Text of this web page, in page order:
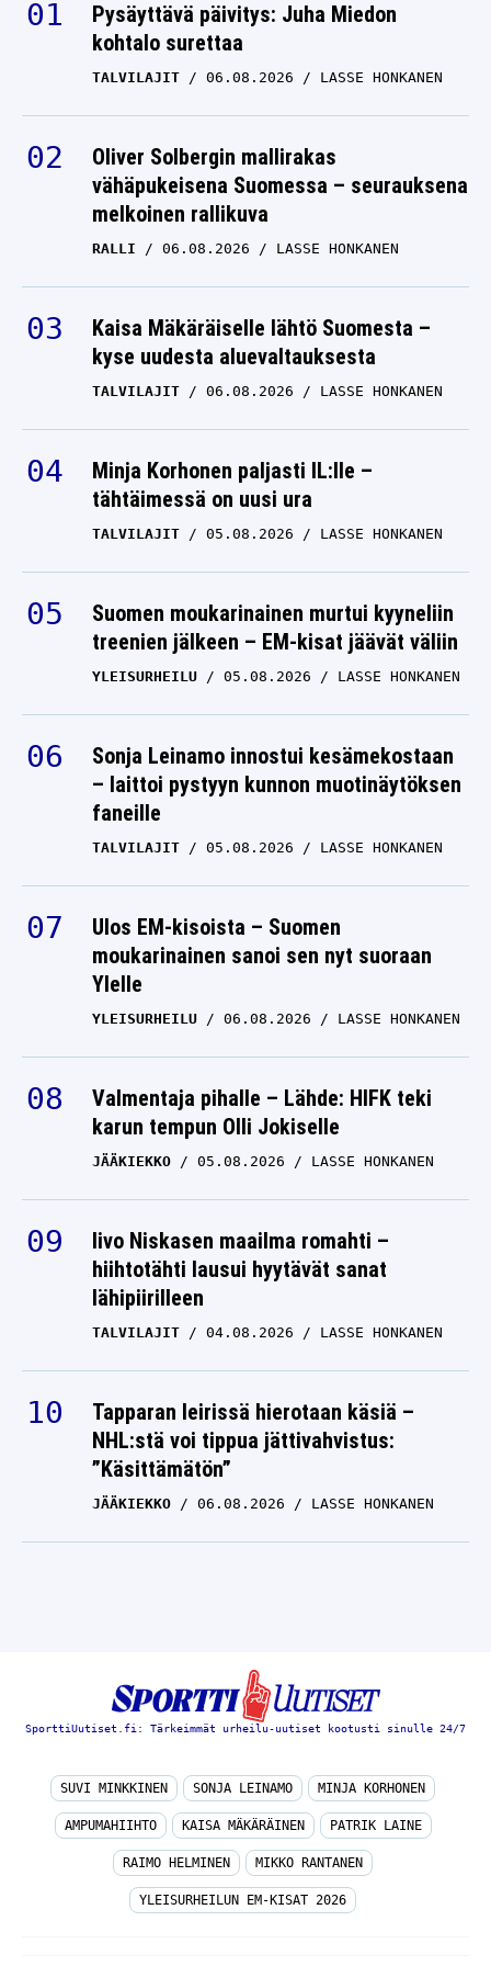
Pysäyttävä päivitys: Juha Miedon
kohtalo surettaa
TALVILAJIT 06.08.2026 LASSE HONKANEN
Oliver Solbergin mallirakas
vähäpukeisena Suomessa – seurauksena
melkoinen rallikuva
RALLI 06.08.2026 LASSE HONKANEN
Kaisa Mäkäräiselle lähtö Suomesta –
kyse uudesta aluevaltauksesta
TALVILAJIT 06.08.2026 LASSE HONKANEN
Minja Korhonen paljasti IL:lle –
tähtäimessä on uusi ura
TALVILAJIT 05.08.2026 LASSE HONKANEN
Suomen moukarinainen murtui kyyneliin
treenien jälkeen – EM-kisat jäävät väliin
YLEISURHEILU 05.08.2026 LASSE HONKANEN
Sonja Leinamo innostui kesämekostaan
– laittoi pystyyn kunnon muotinäytöksen
faneille
TALVILAJIT 05.08.2026 LASSE HONKANEN
Ulos EM-kisoista – Suomen
moukarinainen sanoi sen nyt suoraan
Ylelle
YLEISURHEILU 06.08.2026 LASSE HONKANEN
Valmentaja pihalle – Lähde: HIFK teki
karun tempun Olli Jokiselle
JÄÄKIEKKO 05.08.2026 LASSE HONKANEN
Iivo Niskasen maailma romahti –
hiihtotähti lausui hyytävät sanat
lähipiirilleen
TALVILAJIT 04.08.2026 LASSE HONKANEN
Tapparan leirissä hierotaan käsiä –
NHL:stä voi tippua jättivahvistus:
”Käsittämätön”
JÄÄKIEKKO 06.08.2026 LASSE HONKANEN
SporttiUutiset.fi: Tärkeimmät urheilu-uutiset kootusti sinulle 24/7
SUVI MINKKINEN SONJA LEINAMO MINJA KORHONEN
AMPUMAHIIHTO KAISA MÄKÄRÄINEN PATRIK LAINE
RAIMO HELMINEN MIKKO RANTANEN
YLEISURHEILUN EM-KISAT 2026